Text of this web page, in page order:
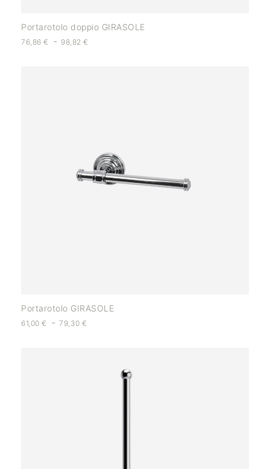
Portarotolo doppio GIRASOLE
76,86 € - 98,82€
Portarotolo GIRASOLE
61,00 € - 79,30€